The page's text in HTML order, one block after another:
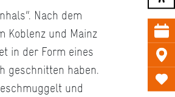
Nach dem
Koblenz und Mainz
in der Form eines
geschnitten haben.
und